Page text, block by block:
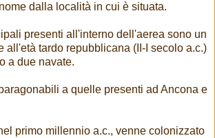
dalla località in cui è situata.
presenti all'interno dell'aerea sono un
all'età tardo repubblicana (II-I secolo a.c.)
a due navate.
a quelle presenti ad Ancona e
primo millennio a.c., venne colonizzato